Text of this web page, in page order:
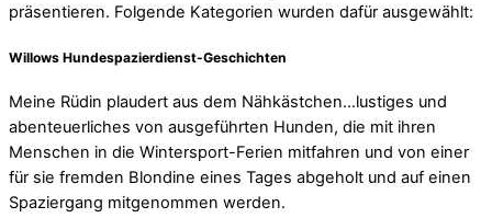
präsentieren. Folgende Kategorien wurden dafür ausgewählt:
Willows Hundespazierdienst-Geschichten
Meine Rüdin plaudert aus dem Nähkästchen…lustiges und
abenteuerliches von ausgeführten Hunden, die mit ihren
Menschen in die Wintersport-Ferien mitfahren und von einer
für sie fremden Blondine eines Tages abgeholt und auf einen
Spaziergang mitgenommen werden.